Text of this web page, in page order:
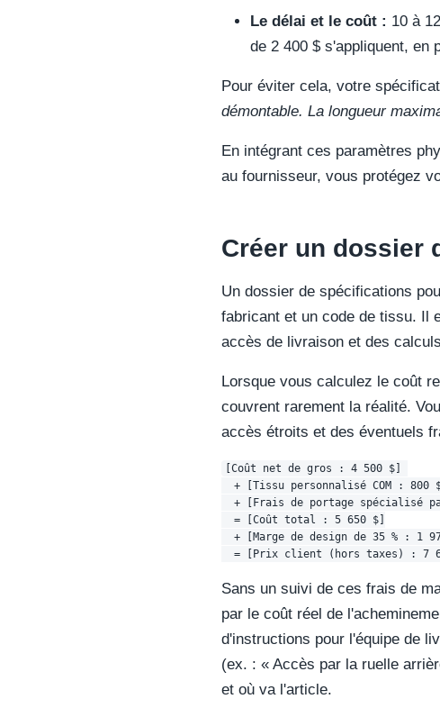
Le délai et le coût : 10 à
de 2 400 $ s'appliquent, en
Pour éviter cela, votre
démontable. La longueur
En intégrant ces paramètres
au fournisseur, vous protégez
Créer un dossier
Un dossier de spécifications
fabricant et un code de tissu. Il
accès de livraison et des
Lorsque vous calculez le coût
couvrent rarement la réalité.
accès étroits et des éventuels
[Coût net de gros : 4 500 $]
+ [Tissu personnalisé COM : 800
+ [Frais de portage spécialisé
  = [Coût total : 5 650 $]
+ [Marge de design de 35 % : 1
Sans un suivi de ces frais de
par le coût réel de
d'instructions pour l'équipe de
(ex. : « Accès par la ruelle
et où va l'article.